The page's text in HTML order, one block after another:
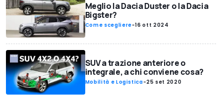
Meglio la Dacia Duster o la Dacia
Bigster?
Come scegliere-16 ott 2024
SUV a trazione anteriore o
integrale, a chi conviene cosa?
Mobilità e Logistica-25 set 2020